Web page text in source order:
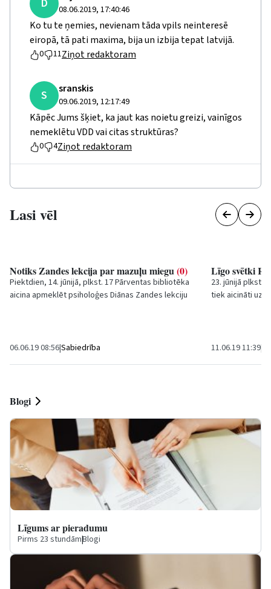
D 08.06.2019, 17:40:46
Ko tu te ņemies, nevienam tāda vpils neinteresē
eiropā, tā pati maxima, bija un izbija tepat latvijā.
0 11Ziņot redaktoram
S sranskis
09.06.2019, 12:17:49
Kāpēc Jums šķiet, ka jaut kas noietu greizi, vainīgos
nemeklētu VDD vai citas struktūras?
0 4Ziņot redaktoram
Lasi vēl
Notiks Zandes lekcija par mazuļu miegu (0)
Piektdien, 14. jūnijā, plkst. 17 Pārventas bibliotēka
aicina apmeklēt psiholoģes Diānas Zandes lekciju
06.06.19 08:56|Sabiedrība
Līgo svētki
23. jūnijā plkst.
tiek aicināti uz
11.06.19 11:39|
Blogi
Līgums ar pieradumu
Pirms 23 stundām|Blogi